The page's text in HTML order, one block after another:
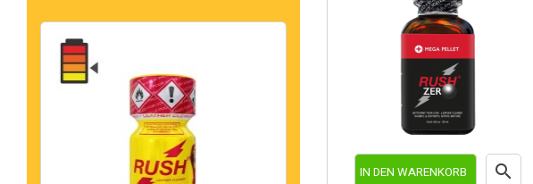
IN DEN WARENKORB 